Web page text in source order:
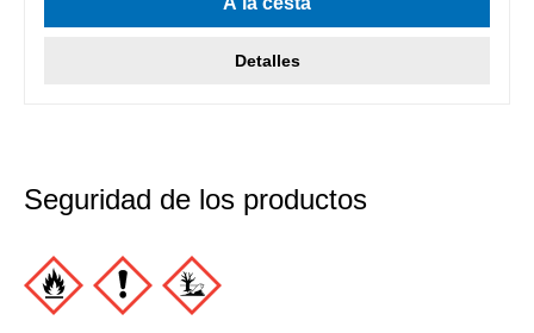
Detalles
Seguridad de los productos